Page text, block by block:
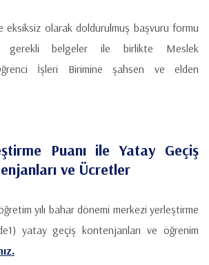
eksiksiz olarak doldurulmuş başvuru formu
belgeler ile birlikte Meslek
İşleri Birimine şahsen ve elden
Puanı ile Yatay Geçiş
ve Ücretler
yılı bahar dönemi merkezi yerleştirme
yatay geçiş kontenjanları ve öğrenim